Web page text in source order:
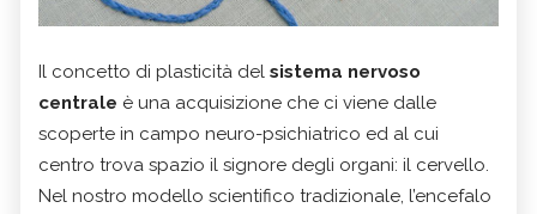
Il concetto di plasticità del sistema nervoso
centrale è una acquisizione che ci viene dalle
scoperte in campo neuro-psichiatrico ed al cui
centro trova spazio il signore degli organi: il cervello.
Nel nostro modello scientifico tradizionale, l’encefalo